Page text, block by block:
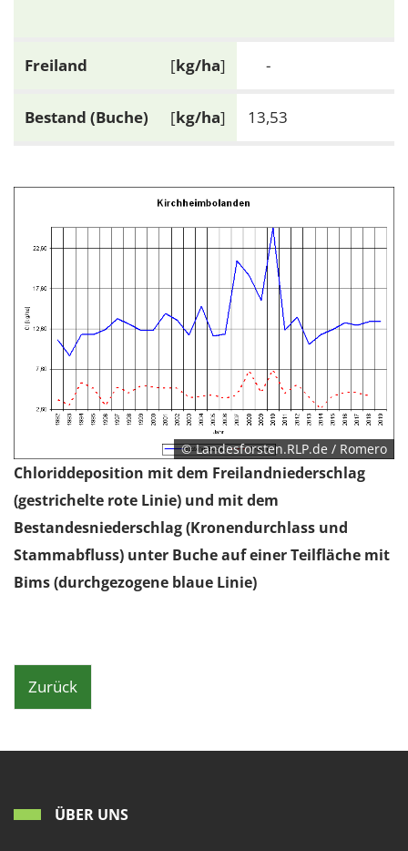
Freiland [kg/ha] -
Bestand (Buche) [kg/ha] 13,53
© Landesforsten.RLP.de / Romero
Chloriddeposition mit dem Freilandniederschlag
(gestrichelte rote Linie) und mit dem
Bestandesniederschlag (Kronendurchlass und
Stammabfluss) unter Buche auf einer Teilfläche mit
Bims (durchgezogene blaue Linie)
Zurück
ÜBER UNS